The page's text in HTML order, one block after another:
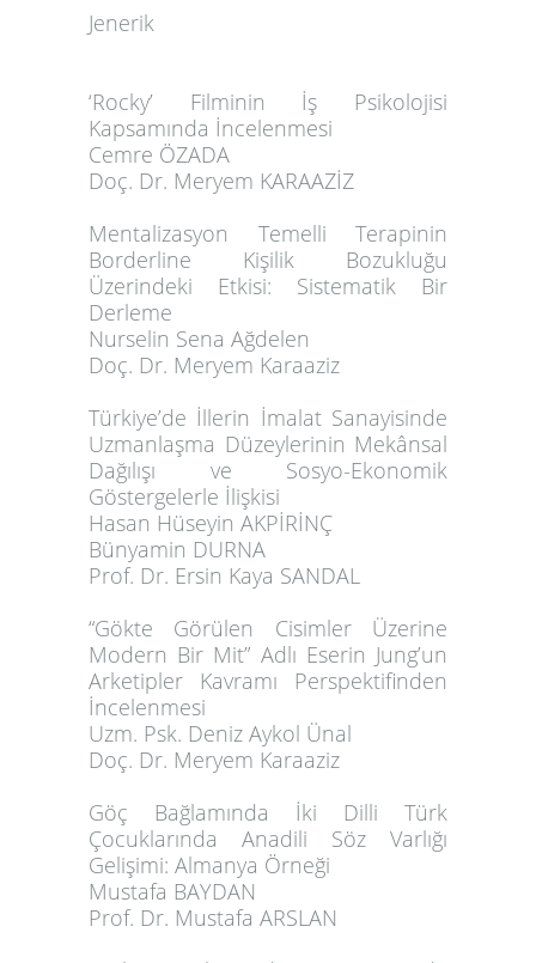
Jenerik
‘Rocky’ Filminin İş Psikolojisi
Kapsamında İncelenmesi
Cemre ÖZADA
Doç. Dr. Meryem KARAAZİZ
Mentalizasyon Temelli Terapinin
Borderline Kişilik Bozukluğu
Üzerindeki
Etkisi: Sistematik Bir
Derleme
Nurselin Sena Ağdelen
Doç. Dr. Meryem Karaaziz
Türkiye’de İllerin İmalat Sanayisinde
Uzmanlaşma Düzeylerinin Mekânsal
Dağılışı ve Sosyo-Ekonomik
Göstergelerle İlişkisi
Hasan Hüseyin AKPİRİNÇ
Bünyamin DURNA
Prof. Dr. Ersin Kaya SANDAL
“Gökte Görülen Cisimler Üzerine
Modern Bir Mit” Adlı Eserin Jung’un
Arketipler Kavramı Perspektifinden
İncelenmesi
Uzm. Psk. Deniz Aykol Ünal
Doç. Dr. Meryem Karaaziz
Göç Bağlamında İki Dilli Türk
Çocuklarında Anadili Söz Varlığı
Gelişimi: Almanya Örneği
Mustafa BAYDAN
Prof. Dr. Mustafa ARSLAN